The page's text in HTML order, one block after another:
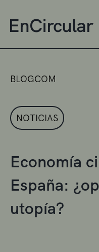
BLOGCOM
NOTICIAS
Economía
España:
utopía?